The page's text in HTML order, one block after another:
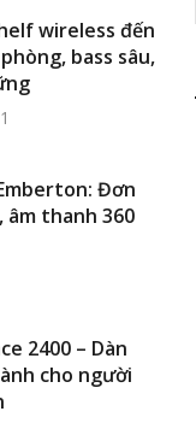
wireless đến
bass sâu,
Đơn
âm thanh 360
2400 – Dàn
cho người